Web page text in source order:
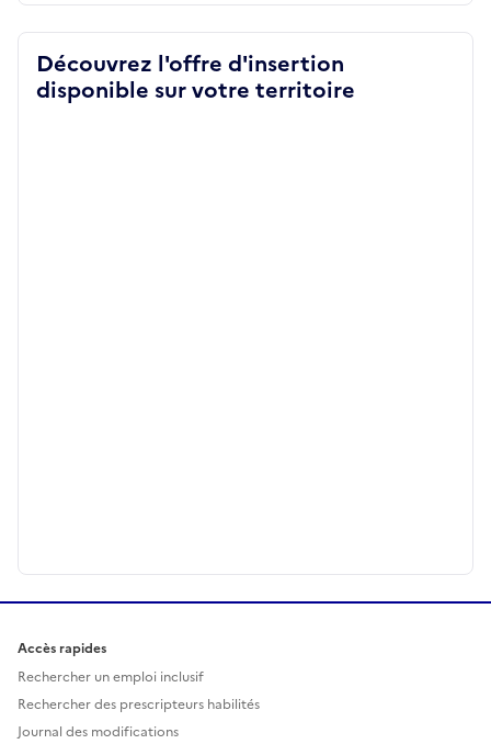
Découvrez l'offre d'insertion
disponible sur votre territoire
Accès rapides
Rechercher un emploi inclusif
Rechercher des prescripteurs habilités
Journal des modifications